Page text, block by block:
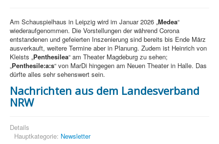
Am Schauspielhaus in Leipzig wird im Januar 2026 „Medea“
wiederaufgenommen. Die Vorstellungen der während Corona
entstandenen und gefeierten Inszenierung sind bereits bis Ende März
ausverkauft, weitere Termine aber in Planung. Zudem ist Heinrich von
Kleists „Penthesilea“ am Theater Magdeburg zu sehen;
„Penthesile:a:s“ von MarDi hingegen am Neuen Theater in Halle. Das
dürfte alles sehr sehenswert sein.
Nachrichten aus dem Landesverband
NRW
Details
Hauptkategorie: Newsletter